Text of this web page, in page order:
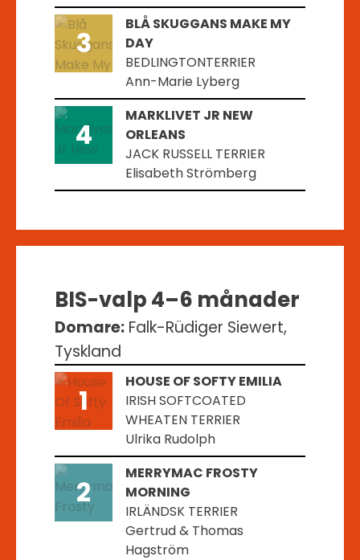
3
BLÅ SKUGGANS MAKE MY
DAY
BEDLINGTONTERRIER
Ann-Marie Lyberg
4
MARKLIVET JR NEW
ORLEANS
JACK RUSSELL TERRIER
Elisabeth Strömberg
BIS-valp 4–6 månader
Domare: Falk-Rüdiger Siewert,
Tyskland
1
HOUSE OF SOFTY EMILIA
IRISH SOFTCOATED
WHEATEN TERRIER
Ulrika Rudolph
2
MERRYMAC FROSTY
MORNING
IRLÄNDSK TERRIER
Gertrud & Thomas
Hagström